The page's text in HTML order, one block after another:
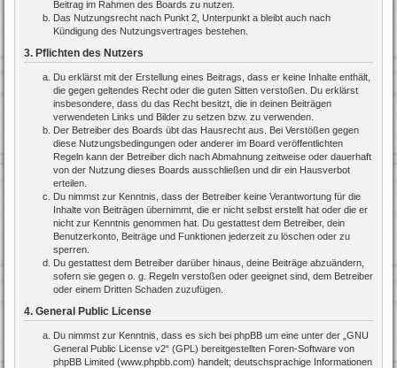
Beitrag im Rahmen des Boards zu nutzen.
Das Nutzungsrecht nach Punkt 2, Unterpunkt a bleibt auch nach
Kündigung des Nutzungsvertrages bestehen.
3. Pflichten des Nutzers
Du erklärst mit der Erstellung eines Beitrags, dass er keine Inhalte enthält,
die gegen geltendes Recht oder die guten Sitten verstoßen. Du erklärst
insbesondere, dass du das Recht besitzt, die in deinen Beiträgen
verwendeten Links und Bilder zu setzen bzw. zu verwenden.
Der Betreiber des Boards übt das Hausrecht aus. Bei Verstößen gegen
diese Nutzungsbedingungen oder anderer im Board veröffentlichten
Regeln kann der Betreiber dich nach Abmahnung zeitweise oder dauerhaft
von der Nutzung dieses Boards ausschließen und dir ein Hausverbot
erteilen.
Du nimmst zur Kenntnis, dass der Betreiber keine Verantwortung für die
Inhalte von Beiträgen übernimmt, die er nicht selbst erstellt hat oder die er
nicht zur Kenntnis genommen hat. Du gestattest dem Betreiber, dein
Benutzerkonto, Beiträge und Funktionen jederzeit zu löschen oder zu
sperren.
Du gestattest dem Betreiber darüber hinaus, deine Beiträge abzuändern,
sofern sie gegen o. g. Regeln verstoßen oder geeignet sind, dem Betreiber
oder einem Dritten Schaden zuzufügen.
4. General Public License
Du nimmst zur Kenntnis, dass es sich bei phpBB um eine unter der „ GNU
General Public License v2“ (GPL) bereitgestellten Foren-Software von
phpBB Limited (www.phpbb.com) handelt; deutschsprachige Informationen